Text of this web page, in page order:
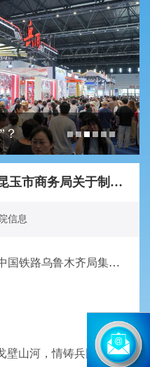
？
关于2026年第十四师昆玉市事业单位面向师市...
第十四师昆玉市商务局关于制作农特产品宣传...
信息
陈小江艾尔肯·吐尼亚孜在中国铁路乌鲁木齐局集团走访调研
壁山河，情铸兵团伟业